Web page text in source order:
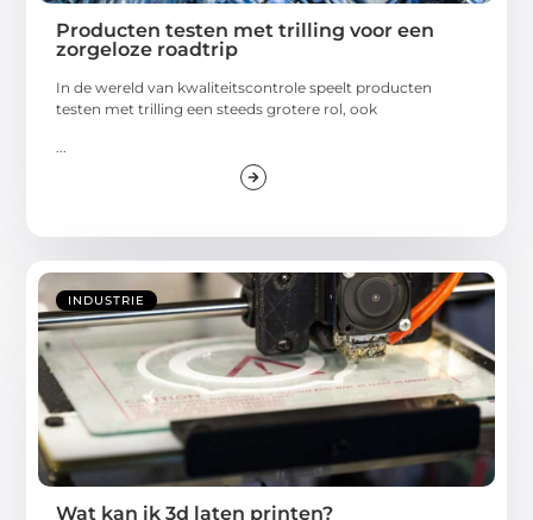
Producten testen met trilling voor een
zorgeloze roadtrip
In de wereld van kwaliteitscontrole speelt producten
testen met trilling een steeds grotere rol, ook
INDUSTRIE
Wat kan ik 3d laten printen?